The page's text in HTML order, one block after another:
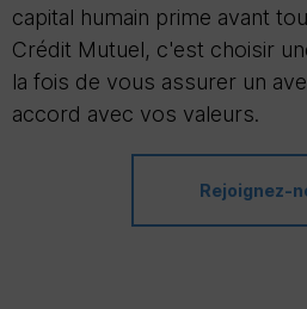
capital humain prime avant
Crédit Mutuel, c'est choisir
la fois de vous assurer un
accord avec vos valeurs.
Rejoignez-